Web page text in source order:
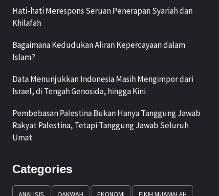
Hati-hati Merespons Seruan Penerapan Syariah dan
Khilafah
Bagaimana Kedudukan Aliran Kepercayaan dalam
Islam?
Data Menunjukkan Indonesia Masih Mengimpor dari
Israel, di Tengah Genosida, hingga Kini
Pembebasan Palestina Bukan Hanya Tanggung Jawab
Rakyat Palestina, Tetapi Tanggung Jawab Seluruh
Umat
Categories
ANALISIS DAKWAH EKONOMI FIKIH MUAMALAH